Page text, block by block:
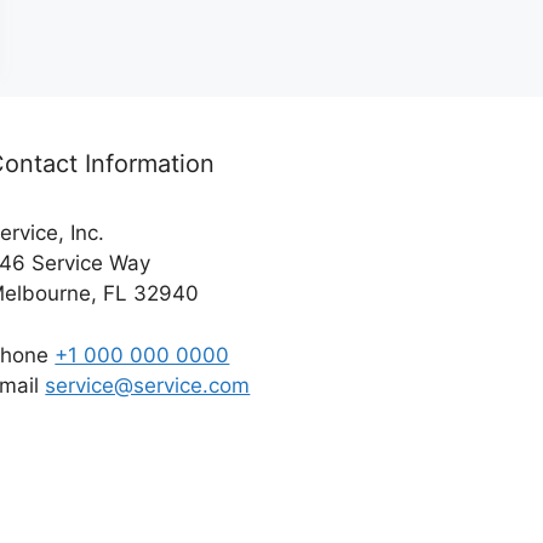
Information
Inc.
Service Way
FL 32940
+1 000 000 0000
service@service.com